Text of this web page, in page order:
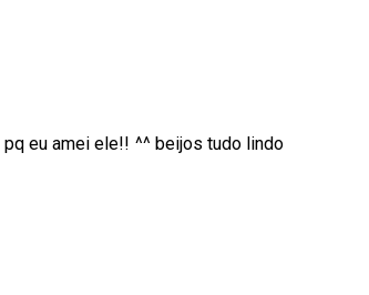
eu amei ele!! ^^ beijos tudo lindo